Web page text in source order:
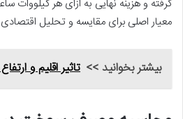
گرفته و هزینه نهایی به ازای هر کیلووات
معیار اصلی برای مقایسه و تحلیل
بیشتر بخوانید >> تاثیر اقلیم و